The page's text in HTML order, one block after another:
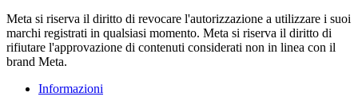
Meta si riserva il diritto di revocare l'autorizzazione a utilizzare i suoi
marchi registrati in qualsiasi momento. Meta si riserva il diritto di
rifiutare l'approvazione di contenuti considerati non in linea con il
brand Meta.
Informazioni